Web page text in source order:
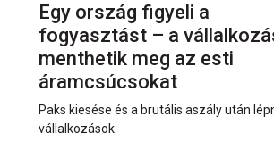
Egy ország figyeli a
fogyasztást – a
menthetik meg az esti
áramcsúcsokat
Paks kiesése és a brutális aszály után
vállalkozások.